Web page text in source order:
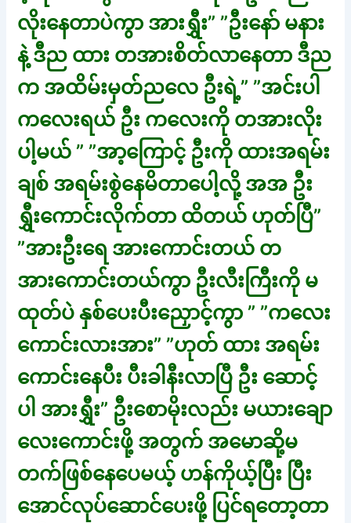
လိုးနေတာပဲကွာ အားရွှီး” ”ဦးနော် မနား
နဲ့ ဒီည ထား တအားစိတ်လာနေတာ ဒီည
က အထိမ်းမှတ်ညလေ ဦးရဲ့” ”အင်းပါ
ကလေးရယ် ဦး ကလေးကို တအားလိုး
ပါ့မယ် ” ”အာ့ကြောင့် ဦးကို ထားအရမ်း
ချစ် အရမ်းစွဲနေမိတာပေါ့လို့ အအ ဦး
ရွှီးကောင်းလိုက်တာ ထိတယ် ဟုတ်ပြီ”
”အားဦးရေ အားကောင်းတယ် တ
အားကောင်းတယ်ကွာ ဦးလီးကြီးကို မ
ထုတ်ပဲ နှစ်ပေးပီးညှောင့်ကွာ ” ”ကလေး
ကောင်းလားအား” ”ဟုတ် ထား အရမ်း
ကောင်းနေပီး ပီးခါနီးလာပြီ ဦး ဆောင့်
ပါ အားရွှီး” ဦးစောမိုးလည်း မယားချော
လေးကောင်းဖို့ အတွက် အမောဆို့မ
တက်ဖြစ်နေပေမယ့် ဟန်ကိုယ့်ပြီး ပြီး
အောင်လုပ်ဆောင်ပေးဖို့ ပြင်ရတော့တာ